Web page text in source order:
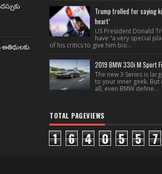
Trump trolled for saying
heart’
US President Donald
have “a very special
of his critics to give him bio...
2019 BMW 330i M Sport
The new 3 Series is
to your inner geek.
all, even BMW define...
TOTAL PAGEVIEWS
1 6 4 0 5 5 7